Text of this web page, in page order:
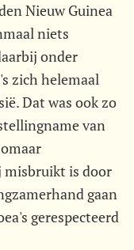
Nieuw Guinea
niets
onder
zich helemaal
Dat was ook zo
van
misbruikt is door
gaan
gerespecteerd